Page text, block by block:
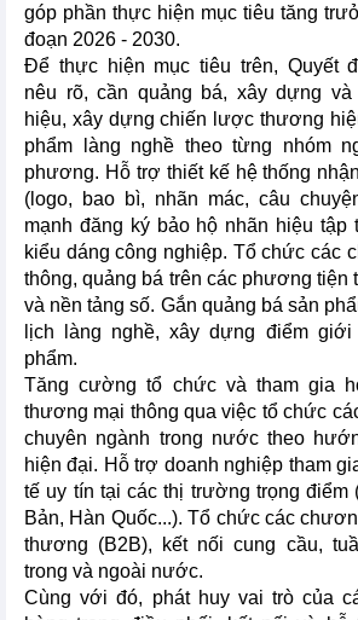
góp phần thực hiện mục tiêu tăng
đoạn 2026 - 2030.
Để thực hiện mục tiêu trên, Quyết
nêu rõ, cần quảng bá, xây dựng
hiệu, xây dựng chiến lược thương
phẩm làng nghề theo từng nhóm
phương. Hỗ trợ thiết kế hệ thống
(logo, bao bì, nhãn mác, câu
mạnh đăng ký bảo hộ nhãn hiệu tập
kiểu dáng công nghiệp. Tổ chức các
thông, quảng bá trên các phương tiện
và nền tảng số. Gắn quảng bá sản
lịch làng nghề, xây dựng điểm
phẩm.
Tăng cường tổ chức và tham gia
thương mại thông qua việc tổ chức
chuyên ngành trong nước theo
hiện đại. Hỗ trợ doanh nghiệp tham
tế uy tín tại các thị trường trọng điểm
Bản, Hàn Quốc...). Tổ chức các
thương (B2B), kết nối cung cầu,
trong và ngoài nước.
Cùng với đó, phát huy vai trò của